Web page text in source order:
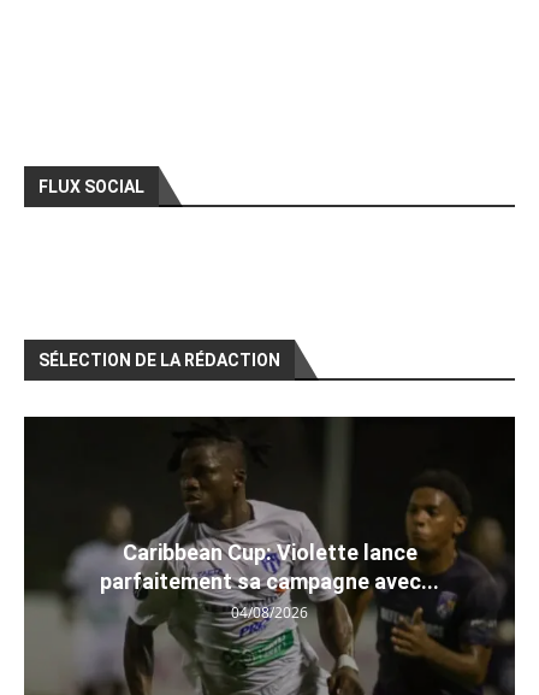
FLUX SOCIAL
SÉLECTION DE LA RÉDACTION
Caribbean Cup: Violette lance
parfaitement sa campagne avec...
04/08/2026